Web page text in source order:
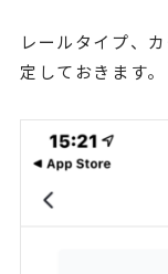
レールタイプ、
定しておきます。